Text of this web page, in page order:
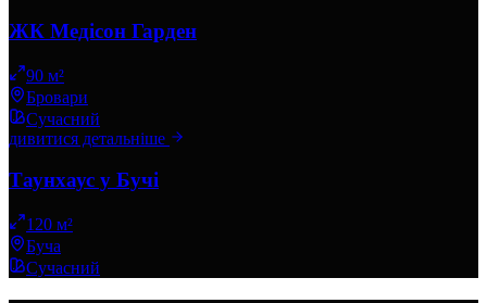
ЖК Медісон Гарден
90 м²
Бровари
Сучасний
дивитися детальніше
Таунхаус у Бучі
120 м²
Буча
Сучасний